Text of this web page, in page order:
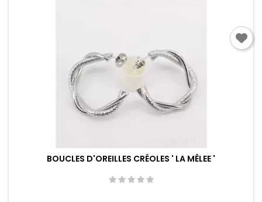
BOUCLES D'OREILLES CRÉOLES ' LA MÊLEE '